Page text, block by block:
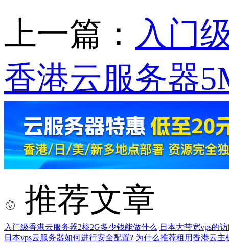
上一篇： 入门
香港云服务器
推荐文章
入门级香港云服务器2核2G多少钱能做什么 日本大带宽vps的
日本vps云服务器如何进行安全配置? 为什么推荐租用香港云